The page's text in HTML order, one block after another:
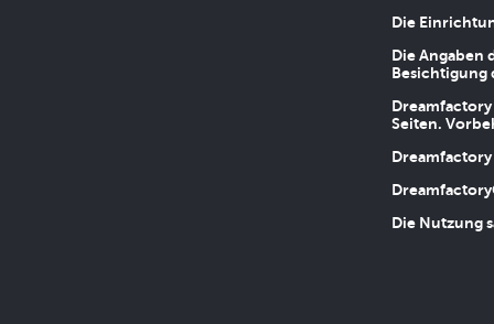
Die
Die
Besichtigung
Seiten.
Die Nutzung